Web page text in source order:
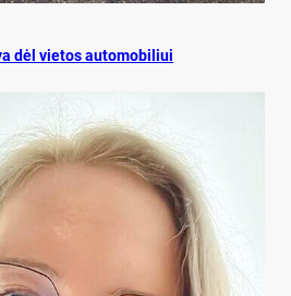
dėl vie­tos au­to­mo­bi­liui